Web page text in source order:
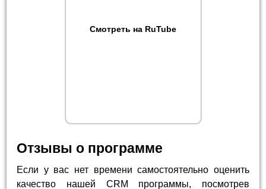
Смотреть на RuTube
Отзывы о программе
Если у вас нет времени самостоятельно оценить
качество нашей CRM программы, посмотрев